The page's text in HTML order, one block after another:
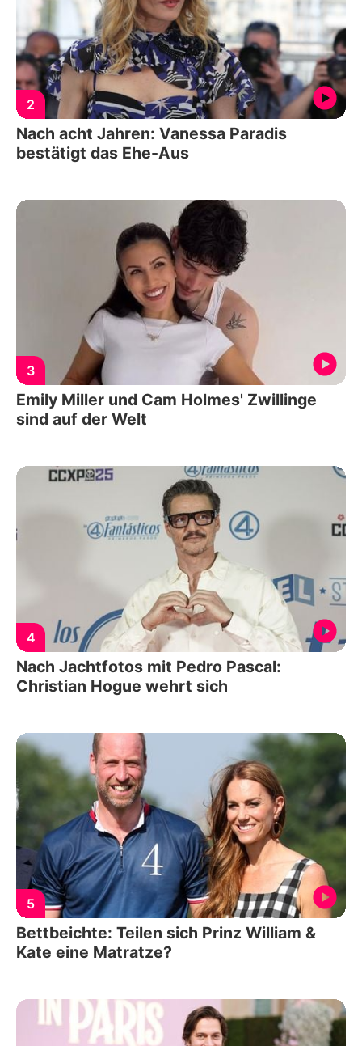
2
Nach acht Jahren: Vanessa Paradis
bestätigt das Ehe-Aus
3
Emily Miller und Cam Holmes' Zwillinge
sind auf der Welt
4
Nach Jachtfotos mit Pedro Pascal:
Christian Hogue wehrt sich
5
Bettbeichte: Teilen sich Prinz William &
Kate eine Matratze?